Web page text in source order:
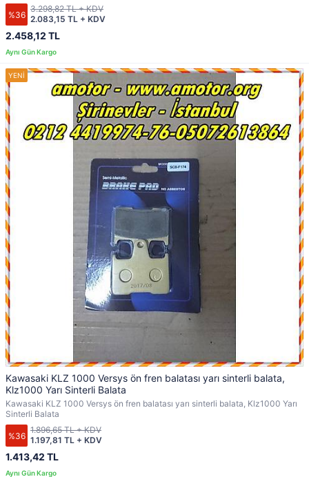
%36
2.458,12 TL
2.083,15 TL + KDV
3.298,82 TL + KDV
Kawasaki KLZ 1000 Versys ön fren balatası yarı sinterli balata,
Klz1000 Yarı Sinterli Balata
Kawasaki KLZ 1000 Versys ön fren balatası yarı sinterli balata, Klz1000 Yarı
Sinterli Balata
%36
1.413,42 TL
1.197,81 TL + KDV
1.896,65 TL + KDV